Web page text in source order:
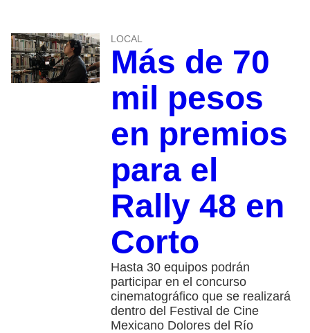
LOCAL
Más de 70
mil pesos
en premios
para el
Rally 48 en
Corto
Hasta 30 equipos podrán
participar en el concurso
cinematográfico que se realizará
dentro del Festival de Cine
Mexicano Dolores del Río